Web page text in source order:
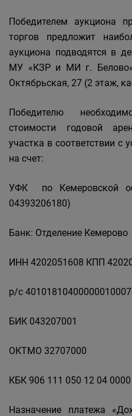
Победителем аукциона
торгов предложит
аукциона подводятся в
МУ «КЗР и МИ г.
Октябрьская, 27 (2 этаж,
Победителю
стоимости годовой
участка в соответствии с
на счет:
УФК по Кемеровской
04393206180)
Банк: Отделение Кемерово
ИНН 4202051608 КПП
р/с 40101810400000010007
БИК 043207001
ОКТМО 32707000
КБК 906 111 050 12 04
Назначение платежа